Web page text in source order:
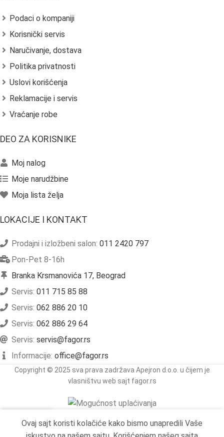
Podaci o kompaniji
Korisnički servis
Naručivanje, dostava
Politika privatnosti
Uslovi korišćenja
Reklamacije i servis
Vraćanje robe
DEO ZA KORISNIKE
Moj nalog
Moje narudžbine
Moja lista želja
LOKACIJE I KONTAKT
Prodajni i izložbeni salon: 011 2420 797
Pon-Pet 8-16h
Branka Krsmanovića 17, Beograd
Servis: 011 715 85 88
Servis: 062 886 20 10
Servis: 062 886 29 64
Servis: servis@fagor.rs
Informacije: office@fagor.rs
Copyright © 2025 sva prava zadržava Apejron d.o.o. u čijem je
vlasništvu web sajt fagor.rs
KorpaMoj nalog
Ovaj sajt koristi kolačiće kako bismo unapredili Vaše